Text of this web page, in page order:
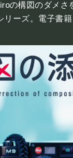
の構図のダメさ
リーズ。電子書